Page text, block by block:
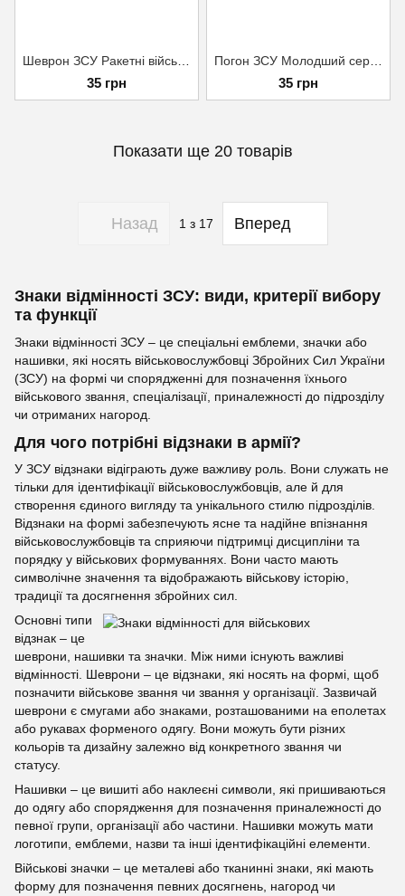
35 грн 35 грн
Показати ще 20 товарів
Назад 1 з 17 Вперед
Знаки відмінності ЗСУ: види, критерії вибору
та функції
Знаки відмінності ЗСУ – це спеціальні емблеми, значки або
нашивки, які носять військовослужбовці Збройних Сил України
(ЗСУ) на формі чи спорядженні для позначення їхнього
військового звання, спеціалізації, приналежності до підрозділу
чи отриманих нагород.
Для чого потрібні відзнаки в армії?
У ЗСУ відзнаки відіграють дуже важливу роль. Вони служать не
тільки для ідентифікації військовослужбовців, але й для
створення єдиного вигляду та унікального стилю підрозділів.
Відзнаки на формі забезпечують ясне та надійне впізнання
військовослужбовців та сприяючи підтримці дисципліни та
порядку у військових формуваннях. Вони часто мають
символічне значення та відображають військову історію,
традиції та досягнення збройних сил.
Основні типи
відзнак – це
шеврони, нашивки та значки. Між ними існують важливі
відмінності. Шеврони – це відзнаки, які носять на формі, щоб
позначити військове звання чи звання у організації. Зазвичай
шеврони є смугами або знаками, розташованими на еполетах
або рукавах форменого одягу. Вони можуть бути різних
кольорів та дизайну залежно від конкретного звання чи
статусу.
Нашивки – це вишиті або наклеєні символи, які пришиваються
до одягу або спорядження для позначення приналежності до
певної групи, організації або частини. Нашивки можуть мати
логотипи, емблеми, назви та інші ідентифікаційні елементи.
Військові значки – це металеві або тканинні знаки, які мають
форму для позначення певних досягнень, нагород чи